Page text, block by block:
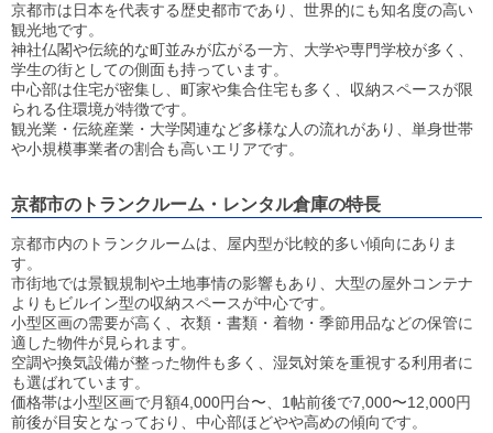
京都市は日本を代表する歴史都市であり、世界的にも知名度の高い
観光地です。
神社仏閣や伝統的な町並みが広がる一方、大学や専門学校が多く、
学生の街としての側面も持っています。
中心部は住宅が密集し、町家や集合住宅も多く、収納スペースが限
られる住環境が特徴です。
観光業・伝統産業・大学関連など多様な人の流れがあり、単身世帯
や小規模事業者の割合も高いエリアです。
京都市のトランクルーム・レンタル倉庫の特長
京都市内のトランクルームは、屋内型が比較的多い傾向にありま
す。
市街地では景観規制や土地事情の影響もあり、大型の屋外コンテナ
よりもビルイン型の収納スペースが中心です。
小型区画の需要が高く、衣類・書類・着物・季節用品などの保管に
適した物件が見られます。
空調や換気設備が整った物件も多く、湿気対策を重視する利用者に
も選ばれています。
価格帯は小型区画で月額4,000円台〜、1帖前後で7,000〜12,000円
前後が目安となっており、中心部ほどやや高めの傾向です。